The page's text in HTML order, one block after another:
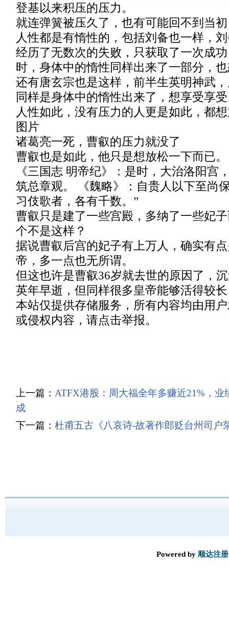
登基以来积压的压力。
就连弹簧被压久了，也有可能回不到当
人性都是有惰性的，包括刘备也一样，
经历了无数次的失败，只获取了一次成
时，身体中的惰性同样出来了一部分，
还有唐玄宗也是这样，前半生英明神武
同样是身体中的惰性出来了，想享受享
人性如此，没有压力的人更是如此，都
图片
诸葛亮一死，曹叡的压力就没了
曹叡也是如此，他只是想放松一下而已。
《三国志 明帝纪》：是时，大治洛阳宫
筑总章观。 《魏略》：自贵人以下至尚
习伎歌者，各有千数。”
曹叡只是建了一些宫殿，多纳了一些妃
个不是这样？
据说曹叡后宫的妃子有上万人，确实有
帝，多一点也无所谓。
但这也许是曹叡36岁就去世的原因了，
英年早逝，但同样很多皇帝能够活得较
本站仅提供存储服务，所有内容均由用
或侵权内容，请点击举报。
上一篇： ATFX港股：周大福全年多赚近21%，业
成
下一篇： 杜甫五古《八哀诗-故著作郎贬台州司户
Powered by 顺达注册